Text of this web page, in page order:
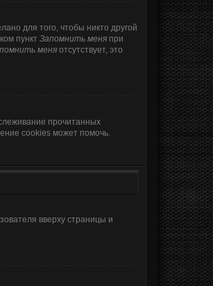
для того, чтобы никто другой
пункт Запомнить меня при
меня отсутствует, это
прочитанных
cookies может помочь.
вверху страницы и